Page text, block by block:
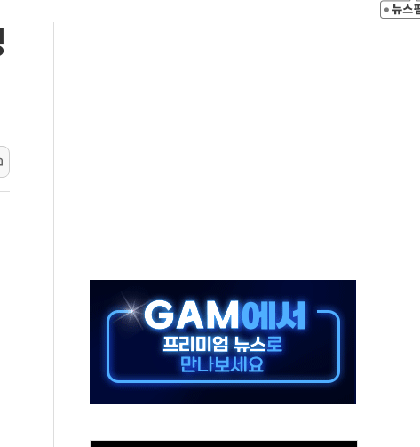
수 유입…프리마켓 대형주 소폭 반등
, 트럼프 'TACO' 조롱 "쇼외교...더 이상 필요 없다"
지그재그, '직잭뷰티 페스타'…최대 91% 할인
처, 인천공항서 '팔도음식대전'
취약계층 위해 53억원 상당 통큰 기부
PICK] 李, 오늘 부동산 2차 회의 外
입 창구 된 '트래블카드'…휴가철 넘어 장기 고객 묶는다